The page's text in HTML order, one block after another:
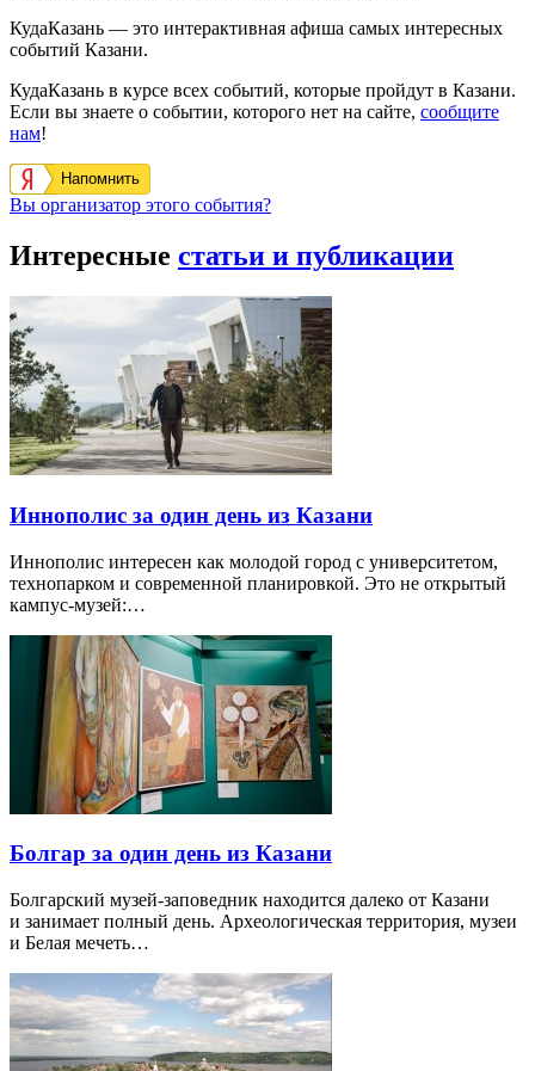
КудаКазань — это интерактивная афиша самых интересных
событий Казани.
КудаКазань в курсе всех событий, которые пройдут в Казани.
Если вы знаете о событии, которого нет на сайте, сообщите
нам!
Напомнить
Вы организатор этого события?
Интересные статьи и публикации
Иннополис за один день из Казани
Иннополис интересен как молодой город с университетом,
технопарком и современной планировкой. Это не открытый
кампус-музей:…
Болгар за один день из Казани
Болгарский музей-заповедник находится далеко от Казани
и занимает полный день. Археологическая территория, музеи
и Белая мечеть…